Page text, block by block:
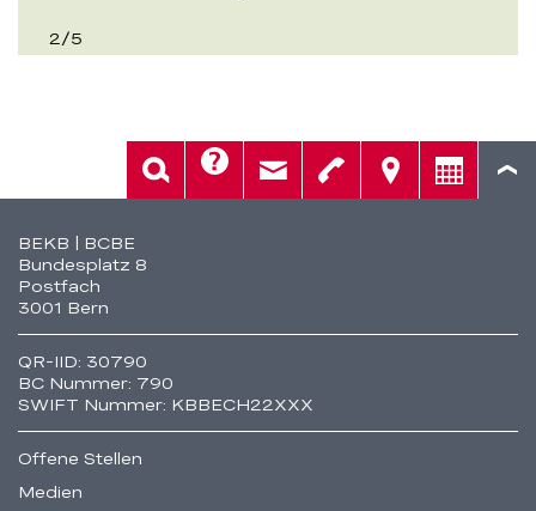
2/5
Fusszeile
BEKB | BCBE
Bundesplatz 8
Postfach
3001 Bern
QR-IID: 30790
BC Nummer: 790
SWIFT Nummer: KBBECH22XXX
Offene Stellen
Medien